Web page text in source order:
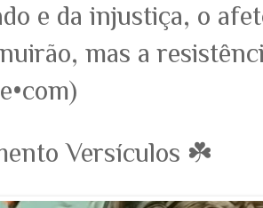
e da injustiça, o
mas a
Versículos ☘️